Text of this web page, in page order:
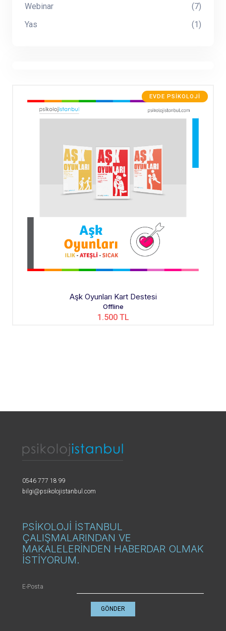
Webinar
(7)
Yas
(1)
EVDE PSIKOLOJI
Aşk Oyunları Kart Destesi
Offline
1.500 TL
0546 777 18 99
bilgi@psikolojistanbul.com
PSİKOLOJİ İSTANBUL
ÇALIŞMALARINDAN VE
MAKALELERİNDEN HABERDAR OLMAK
İSTİYORUM.
E-Posta
GÖNDER